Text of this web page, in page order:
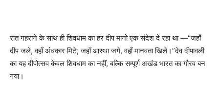
रात गहराने के साथ ही शिवधाम का हर दीप मानो एक संदेश दे रहा था —“जहाँ
दीप जले, वहाँ अंधकार मिटे; जहाँ आस्था जगे, वहाँ मानवता खिले।”देव दीपावली
का यह दीपोत्सव केवल शिवधाम का नहीं, बल्कि सम्पूर्ण अखंड भारत का गौरव बन
गया।